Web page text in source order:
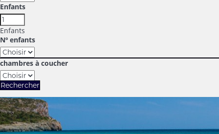
Enfants
Enfants
Nº enfants
chambres à coucher
Rechercher